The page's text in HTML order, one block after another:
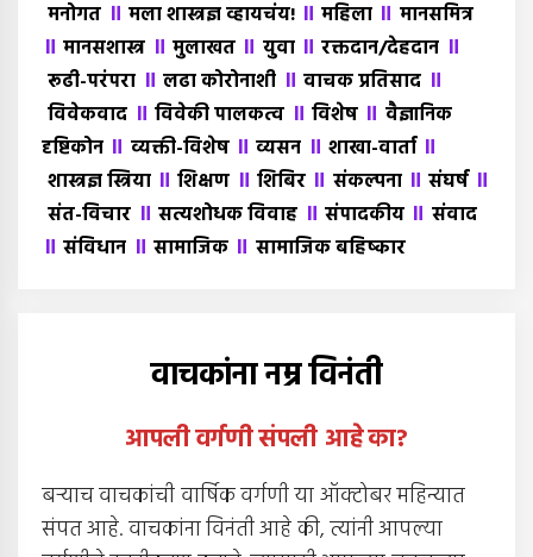
मनोगत ॥ मला शास्त्रज्ञ व्हायचंय! ॥महिला ॥ मानसमित्र
॥मानसशास्त्र ॥ मुलाखत ॥ युवा ॥रक्तदान/देहदान ॥
रूढी-परंपरा ॥ लढा कोरोनाशी ॥ वाचक प्रतिसाद ॥
विवेकवाद ॥ विवेकी पालकत्व ॥ विशेष ॥ वैज्ञानिक
दृष्टिकोन ॥ व्यक्ती-विशेष ॥व्यसन ॥ शाखा-वार्ता ॥
शास्त्रज्ञ स्त्रिया ॥शिक्षण ॥ शिबिर ॥ संकल्पना ॥संघर्ष ॥
संत-विचार ॥ सत्यशोधक विवाह ॥ संपादकीय ॥ संवाद
॥संविधान ॥ सामाजिक ॥ सामाजिक बहिष्कार
वाचकांना नम्र विनंती
आपली वर्गणी संपली आहेका?
बर्‍याच वाचकांची वार्षिक वर्गणी या ऑक्टोबर महिन्यात
संपत आहे. वाचकांना विनंती आहे की, त्यांनी आपल्या